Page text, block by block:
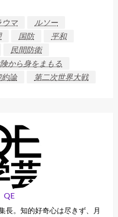
ウマ
ルソー
国防
平和
民間防衛
から身をまもる
論 第二次世界大戦
QE
長。知的好奇心は尽きず、月